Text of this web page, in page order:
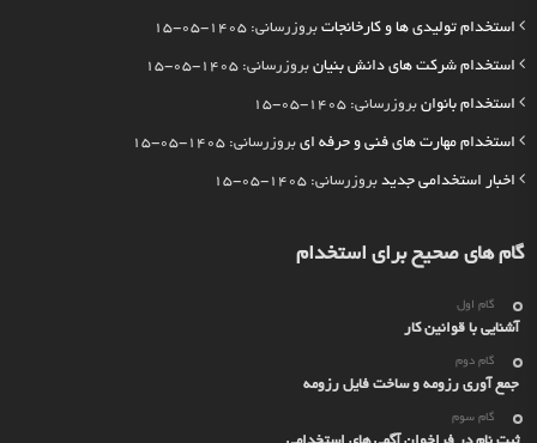
استخدام تولیدی ها و کارخانجات بروزرسانی: 1405-05-15
استخدام شرکت های دانش بنیان بروزرسانی: 1405-05-15
استخدام بانوان بروزرسانی: 1405-05-15
استخدام مهارت های فنی و حرفه ای بروزرسانی: 1405-05-15
اخبار استخدامی جدید بروزرسانی: 1405-05-15
گام های صحیح برای استخدام
گام اول
آشنایی با قوانین کار
گام دوم
جمع آوری رزومه و ساخت فایل رزومه
گام سوم